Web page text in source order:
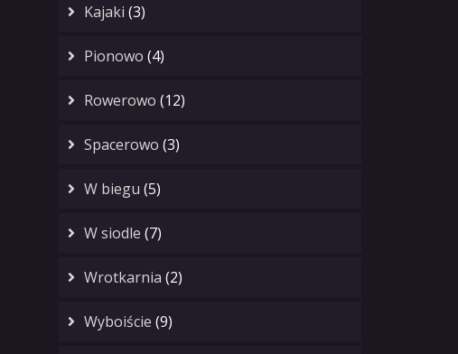
Kajaki (3)
Pionowo (4)
Rowerowo (12)
Spacerowo (3)
W biegu (5)
W siodle (7)
Wrotkarnia (2)
Wyboiście (9)